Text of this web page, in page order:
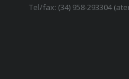
Tel/fax: (34) 958-293304